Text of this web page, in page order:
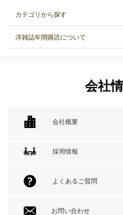
カテゴリから探す
洋雑誌年間購読について
会社
会社概要
採用情報
よくあるご質問
お問い合わせ